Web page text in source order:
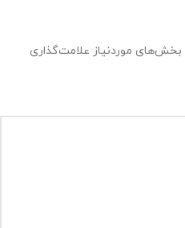
بخش‌های موردنیاز علامت‌گذاری